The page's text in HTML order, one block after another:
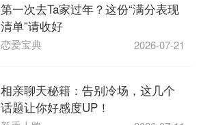
第一次去Ta家过年？这份“满分表现
清单”请收好
恋爱宝典 2026-07-21
相亲聊天秘籍：告别冷场，这几个
话题让你好感度UP！